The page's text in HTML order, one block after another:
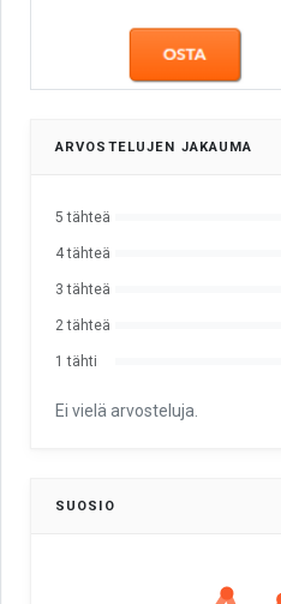
ARVOSTELUJEN JAKAUMA
5 tähteä
4 tähteä
3 tähteä
2 tähteä
1 tähti
Ei vielä arvosteluja.
SUOSIO